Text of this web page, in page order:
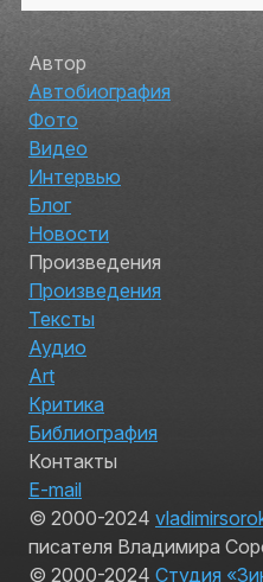
Автор
Автобиография
Фото
Видео
Интервью
Блог
Новости
Произведения
Произведения
Тексты
Аудио
Art
Критика
Библиография
Контакты
E-mail
© 2000-2024
писателя Владимира
© 2000-2024 Студия